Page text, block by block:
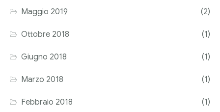
Maggio 2019 (2)
Ottobre 2018 (1)
Giugno 2018 (1)
Marzo 2018 (1)
Febbraio 2018 (1)